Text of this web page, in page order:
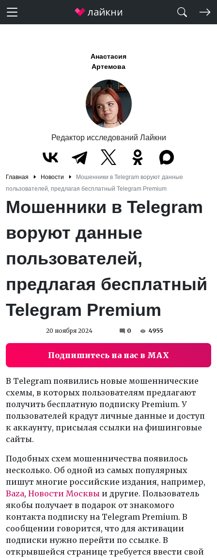
Анастасия
Артемова
Редактор исследований Лайкни
Главная Новости
Мошенники в Telegram воруют данные
пользователей, предлагая бесплатный Telegram Premium
Мошенники в Telegram
воруют данные
пользователей,
предлагая бесплатный
Telegram Premium
20 ноября 2024 0 4955
Подпишитесь на нас в MAX
В Telegram появились новые мошеннические
схемы, в которых пользователям предлагают
получить бесплатную подписку Premium. У
пользователей крадут личные данные и доступ
к аккаунту, присылая ссылки на фишинговые
сайты.
Подобных схем мошенничества появилось
несколько. Об одной из самых популярных
пишут многие российские издания, например,
Baza, Новости Москвы и другие. Пользователь
якобы получает в подарок от знакомого
контакта подписку на Telegram Premium. В
сообщении говорится, что для активации
подписки нужно перейти по ссылке. В
открывшейся странице требуется ввести свой